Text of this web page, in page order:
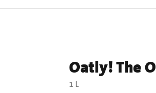
Oatly! The
1 L